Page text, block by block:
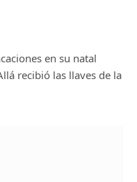
en su natal
recibió las llaves de la